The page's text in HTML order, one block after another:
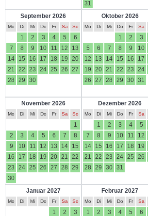
31
September 2026
Mo Di Mi Do Fr Sa So
1 2 3 4 5
6
7
8 9 10 11 12
13
14
15 16 17 18 19
20
21
22 23 24 25 26
27
28
29 30
Oktober 2026
Mo Di Mi Do Fr Sa
1 2 3
5
6 7 8 9 10
12
13 14 15 16 17
19
20 21 22 23 24
26
27 28 29 30 31
November 2026
Mo Di Mi Do Fr Sa So
1
2
3 4 5 6 7
8
9
10 11 12 13 14
15
16
17 18 19 20 21
22
23
24 25 26 27 28
29
30
Dezember 2026
Mo Di Mi Do Fr Sa
1 2 3 4 5
7
8 9 10 11 12
14
15 16 17 18 19
21
22 23 24 25 26
28
29 30 31
Januar 2027
Mo Di Mi Do Fr Sa So
1 2
3
Februar 2027
Mo Di Mi Do Fr Sa
1 2 3 4 5 6